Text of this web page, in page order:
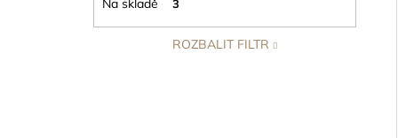
Na skladě 3
ROZBALIT FILTR